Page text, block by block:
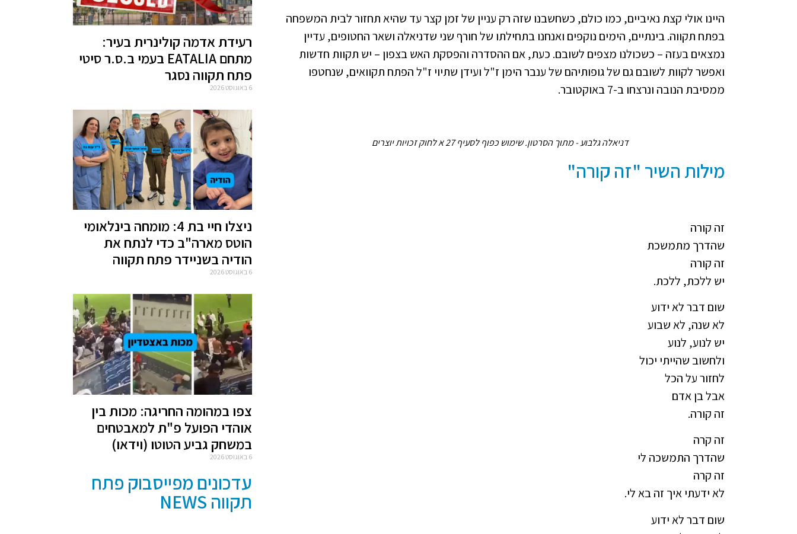
היינו אולי קצת נאיביים, כמו כולם, כשחשבנו שזה רק עניין של זמן קצר עד שהיא תחזור לבית המשפחה
בפתח תקווה. בינתיים, הימים נוקפים ואנחנו בתחילתו של חורף שני שדניאלה ושאר החטופים, עדיין
נמצאים בעזה – כשכולנו מצפים לשובם. כעת, אם ההסדרה והפסקת האש בצפון – יש תקוות חדשות
ואפשר לקוות לשובם גם של גופותיהם של ענבר הימן ז"ל ועידן שתיוי ז"ל הפתח תקוואים, שנחטפו
ממסיבת הנובה ונרצחו ב-7 באוקטובר.
דניאלה גלבוע - מתוך הסרטון. שימוש כפוף לסעיף 27 א לחוק זכויות יוצרים
מילות השיר "זה קורה"
זה קורה
שהדרך מתמשכת
זה קורה
יש ללכת, ללכת.
שום דבר לא ידוע
לא שנה, לא שבוע
יש לנוע, לנוע
ולחשוב שהייתי יכול
לחזור על הכל
אבל בן אדם
זה קורה.
זה קרה
שהדרך התמשכה לי
זה קרה
לא ידעתי איך זה בא לי.
שום דבר לא ידוע
רעידת אדמה קולינרית בעיר:
מתחם EATALIA בעמי ב.ס.ר סיטי
פתח תקווה נסגר
6 באוגוסט 2026
ניצלו חיי בת 4: מומחה בינלאומי
הוטס מארה"ב כדי לנתח את
הודיה בשניידר פתח תקווה
6 באוגוסט 2026
צפו במהומה החריגה: מכות בין
אוהדי הפועל פ"ת למאבטחים
במשחק גביע הטוטו (וידאו)
6 באוגוסט 2026
עדכונים מפייסבוק פתח
תקווה NEWS